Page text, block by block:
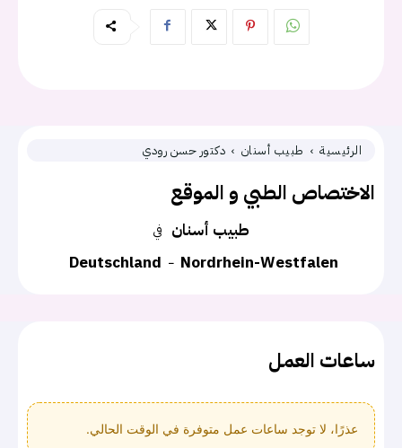
الرئيسية طبيب أسنان دكتور حسن رودي
الاختصاص الطبي و الموقع
في طبيب أسنان
Deutschland
Nordrhein-Westfalen
ساعات العمل
عذرًا، لا توجد ساعات عمل متوفرة في الوقت الحالي.